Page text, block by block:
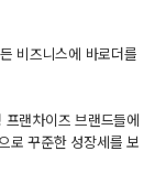
비즈니스에 바로더를
랜차이즈 브랜드들에
로 꾸준한 성장세를 보